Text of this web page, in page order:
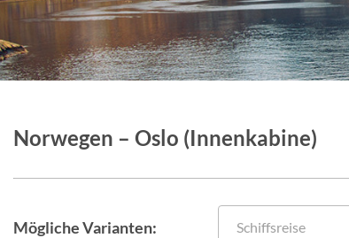
Norwegen – Oslo (Innenkabine)
Mögliche Varianten: Schiffsreise